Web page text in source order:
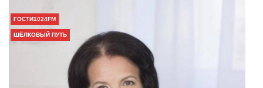
ГОСТИ1024FM
ШЁЛКОВЫЙ ПУТЬ